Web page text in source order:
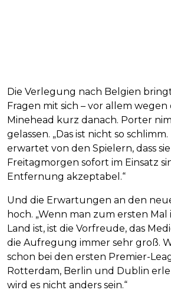
Die Verlegung nach Belgien
Fragen mit sich – vor allem wegen
Minehead kurz danach. Porter
gelassen. „Das ist nicht so
erwartet von den Spielern, dass
Freitagmorgen sofort im Einsatz
Entfernung akzeptabel.“
Und die Erwartungen an den
hoch. „Wenn man zum ersten
Land ist, ist die Vorfreude, das
die Aufregung immer sehr groß.
schon bei den ersten Premier-
Rotterdam, Berlin und Dublin
wird es nicht anders sein.“